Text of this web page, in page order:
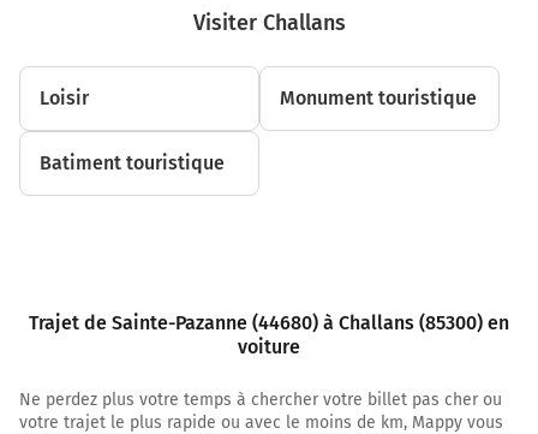
Au rond-point, prendre la 3ème sortie sur D13
(Boulevard de l'Atlantique) et continuer sur 850 mètres
Au rond-point, prendre la 3ème sortie sur Rue
13,6 km
Visiter Challans
Loisir Monument touristique
Batiment touristique
Trajet de Sainte-Pazanne (44680) à Challans (85300) en
voiture
Ne perdez plus votre temps à chercher votre billet pas cher ou
votre trajet le plus rapide ou avec le moins de km, Mappy vous